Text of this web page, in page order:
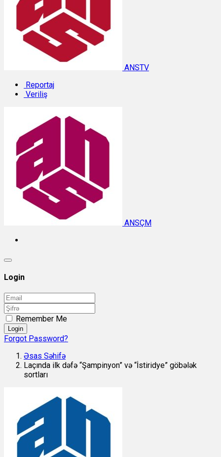
ANSTV
Reportaj
Veriliş
ANSÇM
Login
Remember Me
Login
Forgot Password?
Əsas Səhifə
Laçında ilk dəfə “Şampinyon” və “İstiridye” göbələk
sortları